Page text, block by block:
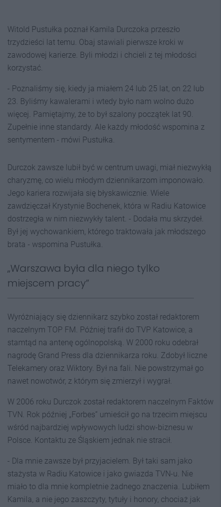
Witold Pustułka poznał Kamila Durczoka przeszło
trzydzieści lat temu. Obaj stawiali pierwsze kroki w
zawodowej karierze. Byli młodzi i chcieli z tej młodości
korzystać.
- Poznaliśmy się, kiedy ja miałem 24 lub 25 lat, on 22 lub
23. Byliśmy kawalerami i wtedy było nam wolno dużo
więcej. Pamiętajmy, że to był szalony początek lat 90.
Zupełnie inne standardy. Ale każdy młodość wspomina z
sentymentem - mówi Pustułka.
Durczok zawsze lubił być w centrum uwagi, miał niezwykłą
charyzmę, co wielu młodym dziennikarzom imponowało.
Jego kariera rozwijała się błyskawicznie. Wiele
zawdzięczał Krystynie Bochenek, która w Radiu Katowice
dostrzegła w nim niezwykły talent. - Dodała mu skrzydeł.
Był jej wychowankiem, którego traktowała jak młodszego
brata - wspomina Pustułka.
„Warszawa była dla niego tylko
miejscem pracy”
Wyróżniający się dziennikarz szybko został redaktorem
naczelnym TOP FM. Później trafił do TVP Katowice, a
stamtąd na antenę ogólnopolską. W 2000 roku odebrał
nagrodę Grand Press dla dziennikarza roku. Zdobył liczne
Telekamery oraz Wiktory. Był na fali. Nie powstrzymał go
nawet nowotwór, z którym się zmierzył i wygrał.
W 2006 roku Durczok został redaktorem naczelnym Faktów
TVN. Rok później „Forbes” umieścił go na trzecim miejscu
wśród najbardziej wpływowych ludzi show-biznesu w
Polsce. Kontaktu ze Śląskiem jednak nie stracił.
- Dla mnie zawsze był przyjacielem. Był taki sam jako
stażysta w Radiu Katowice i jako gwiazda TVN-u. Nie
miało to dla mnie kompletnie żadnego znaczenia. Lubiłem
Kamila, a nie jego zaszczyty, tytuły i honory, chociaż jak